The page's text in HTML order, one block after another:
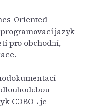
Oriented
jazyk
pro obchodní,
COBOL je